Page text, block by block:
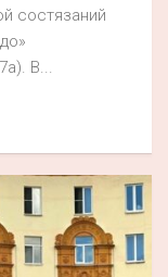
состязаний
В...